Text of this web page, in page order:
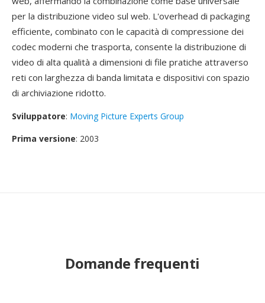
per la distribuzione video sul web. L'overhead di packaging
efficiente, combinato con le capacità di compressione dei
codec moderni che trasporta, consente la distribuzione di
video di alta qualità a dimensioni di file pratiche attraverso
reti con larghezza di banda limitata e dispositivi con spazio
di archiviazione ridotto.
Sviluppatore: Moving Picture Experts Group
Prima versione: 2003
Domande frequenti